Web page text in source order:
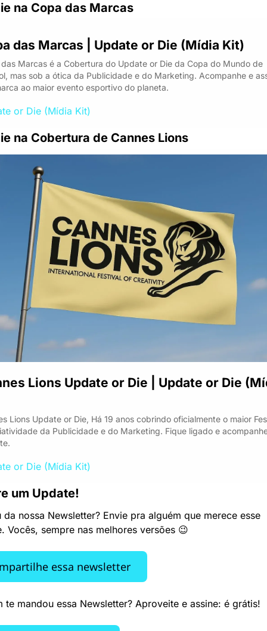
na Copa das Marcas
das Marcas | Update or Die (Mídia Kit)
Marcas é a Cobertura do Update or Die da Copa do Mundo de
mas sob a ótica da Publicidade e do Marketing. Acompanhe e
ao maior evento esportivo do planeta.
or Die (Mídia Kit)
na Cobertura de Cannes Lions
Lions Update or Die | Update or Die
Lions Update or Die, Há 19 anos cobrindo oficialmente o maior
da Publicidade e do Marketing. Fique ligado e
or Die (Mídia Kit)
um Update!
da nossa Newsletter? Envie pra alguém que merece esse
Vocês, sempre nas melhores versões 😉
essa newsletter
te mandou essa Newsletter? Aproveite e assine: é grátis!